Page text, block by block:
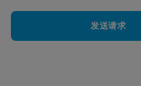
发送请求